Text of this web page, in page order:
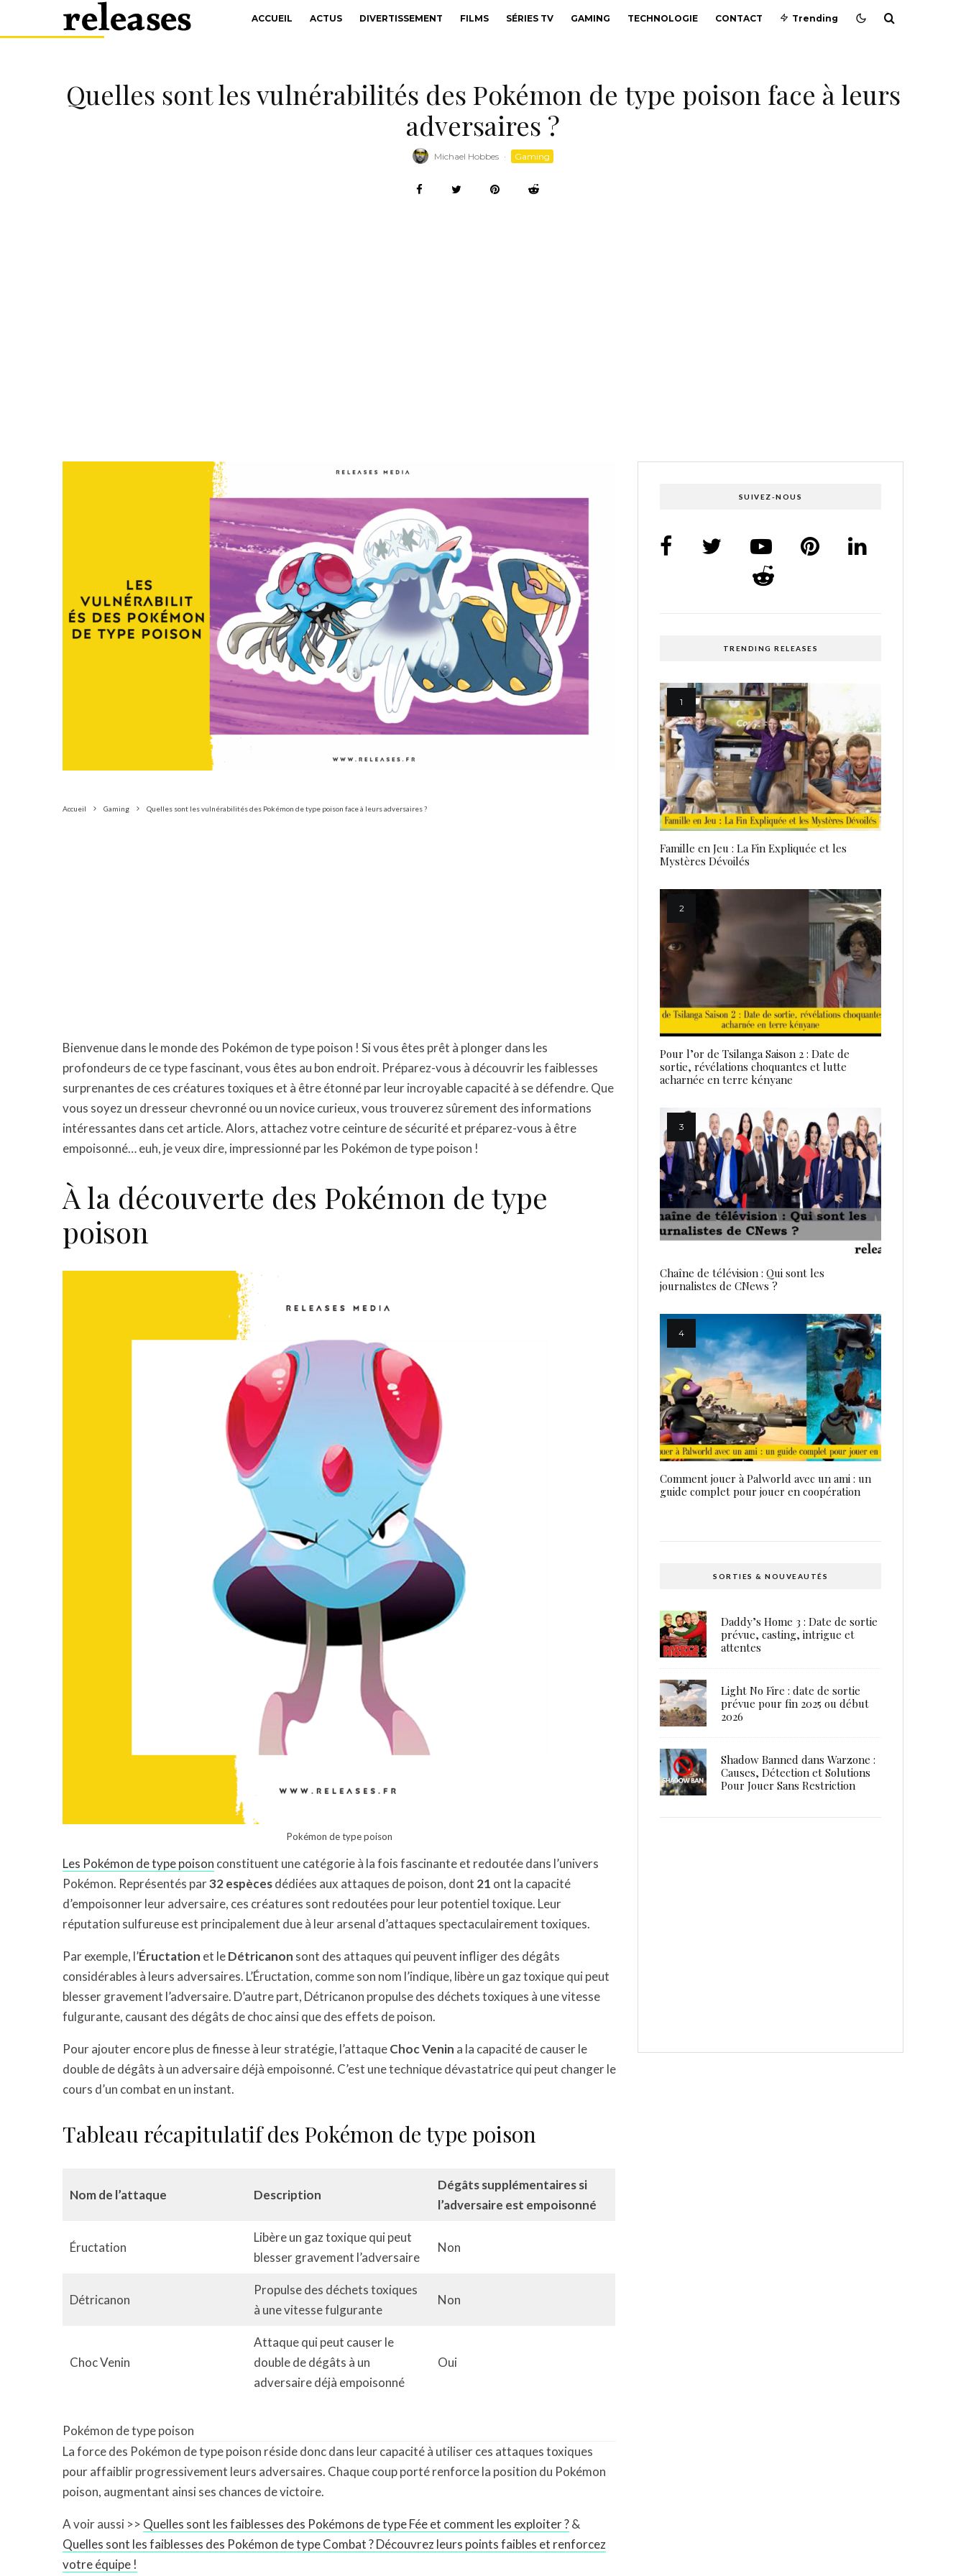
ACCUEIL ACTUS DIVERTISSEMENT FILMS SÉRIES TV GAMING TECHNOLOGIE CONTACT Trending
Quelles sont les vulnérabilités des Pokémon de type poison face à leurs
adversaires ?
Michael Hobbes · Gaming
Accueil Gaming Quelles sont les vulnérabilités des Pokémon de type poison face à leurs adversaires ?
Bienvenue dans le monde des Pokémon de type poison ! Si vous êtes prêt à plonger dans les
profondeurs de ce type fascinant, vous êtes au bon endroit. Préparez-vous à découvrir les faiblesses
surprenantes de ces créatures toxiques et à être étonné par leur incroyable capacité à se défendre. Que
vous soyez un dresseur chevronné ou un novice curieux, vous trouverez sûrement des informations
intéressantes dans cet article. Alors, attachez votre ceinture de sécurité et préparez-vous à être
empoisonné… euh, je veux dire, impressionné par les Pokémon de type poison !
À la découverte des Pokémon de type
poison
Pokémon de type poison
Les Pokémon de type poison constituent une catégorie à la fois fascinante et redoutée dans l’univers
Pokémon. Représentés par32 espècesdédiées aux attaques de poison, dont 21 ont la capacité
d’empoisonner leur adversaire, ces créatures sont redoutées pour leur potentiel toxique. Leur
réputation sulfureuse est principalement due à leur arsenal d’attaques spectaculairement toxiques.
Par exemple, l’Éructation et leDétricanon sont des attaques qui peuvent infliger des dégâts
considérables à leurs adversaires. L’Éructation, comme son nom l’indique, libère un gaz toxique qui peut
blesser gravement l’adversaire. D’autre part, Détricanon propulse des déchets toxiques à une vitesse
fulgurante, causant des dégâts de choc ainsi que des effets de poison.
Pour ajouter encore plus de finesse à leur stratégie, l’attaqueChoc Venin a la capacité de causer le
double de dégâts à un adversaire déjà empoisonné. C’est une technique dévastatrice qui peut changer le
cours d’un combat en un instant.
Tableau récapitulatif des Pokémon de type poison
Nom de l’attaque Description
Dégâts supplémentaires si
l’adversaire est empoisonné
Éructation
Libère un gaz toxique qui peut
blesser gravement l’adversaire
Non
Détricanon
Propulse des déchets toxiques
à une vitesse fulgurante
Non
Choc Venin
Attaque qui peut causer le
double de dégâts à un
adversaire déjà empoisonné
Oui
Pokémon de type poison
La force des Pokémon de type poison réside donc dans leur capacité à utiliser ces attaques toxiques
pour affaiblir progressivement leurs adversaires. Chaque coup porté renforce la position du Pokémon
poison, augmentant ainsi ses chances de victoire.
A voir aussi >> Quelles sont les faiblesses des Pokémons de type Fée et comment les exploiter ?&
Quelles sont les faiblesses des Pokémon de type Combat ? Découvrez leurs points faibles et renforcez
votre équipe !
SUIVEZ-NOUS
TRENDING RELEASES
Famille en Jeu : La Fin Expliquée et les
Mystères Dévoilés
Pour l’or de Tsilanga Saison 2 : Date de
sortie, révélations choquantes et lutte
acharnée en terre kényane
Chaîne de télévision : Qui sont les
journalistes de CNews ?
Comment jouer à Palworld avec un ami : un
guide complet pour jouer en coopération
SORTIES & NOUVEAUTÉS
Daddy’s Home 3 : Date de sortie
prévue, casting, intrigue et
attentes
Light No Fire : date de sortie
prévue pour fin 2025 ou début
2026
Shadow Banned dans Warzone :
Causes, Détection et Solutions
Pour Jouer Sans Restriction